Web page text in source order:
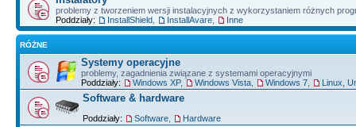
problemy z tworzeniem wersji instalacyjnych z wykorzystaniem różnych
Poddziały:
InstallShield InstallAvare Inne
RÓŻNE
Systemy operacyjne
problemy, zagadnienia związane z systemami operacyjnymi
Poddziały:
Windows XP, Windows Vista Windows 7 Linux,
Software & hardware
Poddziały: Software Hardware